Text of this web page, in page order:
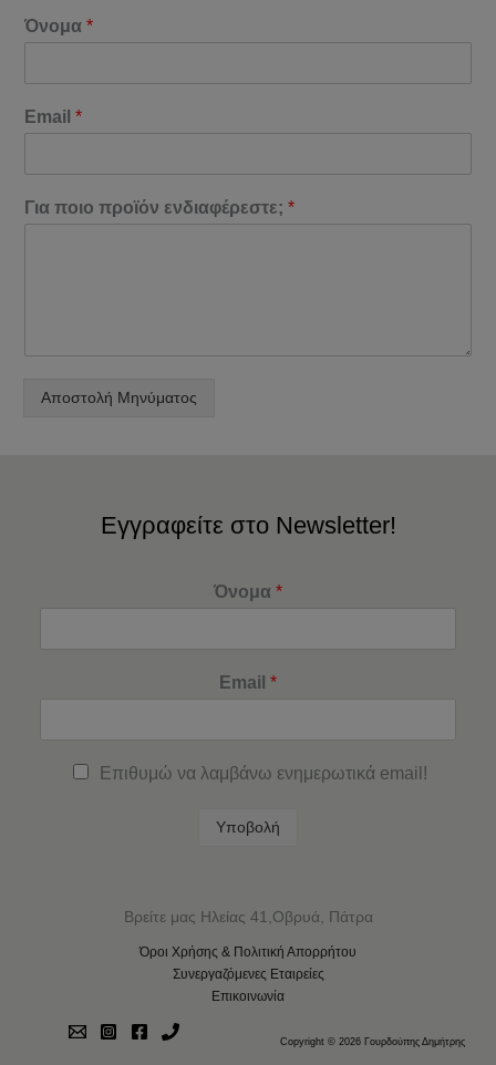
Όνομα*
Email*
Για ποιο προϊόν ενδιαφέρεστε;*
Αποστολή Μηνύματος
Εγγραφείτε στο Newsletter!
Όνομα *
Email *
Επιθυμώ να λαμβάνω ενημερωτικά email!
Υποβολή
Βρείτε μας Ηλείας 41,Οβρυά, Πάτρα
Όροι Χρήσης & Πολιτική Απορρήτου
Συνεργαζόμενες Εταιρείες
Επικοινωνία
Copyright © 2026 Γουρδούπης Δημήτρης